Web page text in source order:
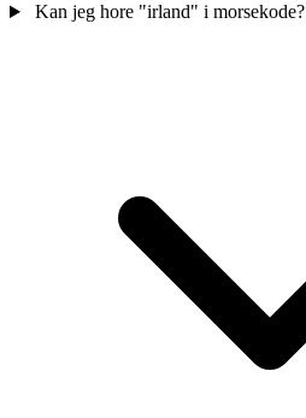
Kan jeg hore "irland" i morsekode?